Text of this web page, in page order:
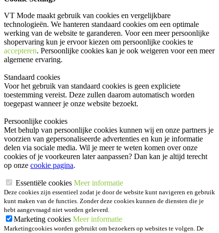
VT Mode maakt gebruik van cookies en vergelijkbare
technologieën. We hanteren standaard cookies om een optimale
werking van de website te garanderen. Voor een meer persoonlijke
shopervaring kun je ervoor kiezen om persoonlijke cookies te
accepteren. Persoonlijke cookies kan je ook weigeren voor een meer
algemene ervaring.
Standaard cookies
Voor het gebruik van standaard cookies is geen expliciete
toestemming vereist. Deze zullen daarom automatisch worden
toegepast wanneer je onze website bezoekt.
Persoonlijke cookies
Met behulp van persoonlijke cookies kunnen wij en onze partners je
voorzien van gepersonaliseerde advertenties en kun je informatie
delen via sociale media. Wil je meer te weten komen over onze
cookies of je voorkeuren later aanpassen? Dan kan je altijd terecht
op onze cookie pagina.
Essentiële cookies Meer informatie
Deze cookies zijn essentieel zodat je door de website kunt navigeren en gebruik
kunt maken van de functies. Zonder deze cookies kunnen de diensten die je
hebt aangevraagd niet worden geleverd.
Marketing cookies Meer informatie
Marketingcookies worden gebruikt om bezoekers op websites te volgen. De